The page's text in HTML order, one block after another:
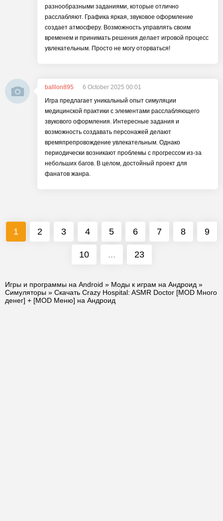
разнообразными заданиями, которые отлично
расслабляют. Графика яркая, звуковое оформление
создает атмосферу. Возможность управлять своим
временем и принимать решения делает игровой процесс
увлекательным. Просто не могу оторваться!
balllon895
6 October 2025 00:01
Игра предлагает уникальный опыт симуляции
медицинской практики с элементами расслабляющего
звукового оформления. Интересные задания и
возможность создавать персонажей делают
времяпрепровождение увлекательным. Однако
периодически возникают проблемы с прогрессом из-за
небольших багов. В целом, достойный проект для
фанатов жанра.
1 2 3 4 5 6 7 8 9
10 ... 23
Игры и программы на Android » Моды к играм на Андроид »
Симуляторы » Скачать Crazy Hospital: ASMR Doctor [MOD Много
денег] + [MOD Меню] на Андроид